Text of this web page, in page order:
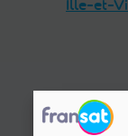
Ille-et-